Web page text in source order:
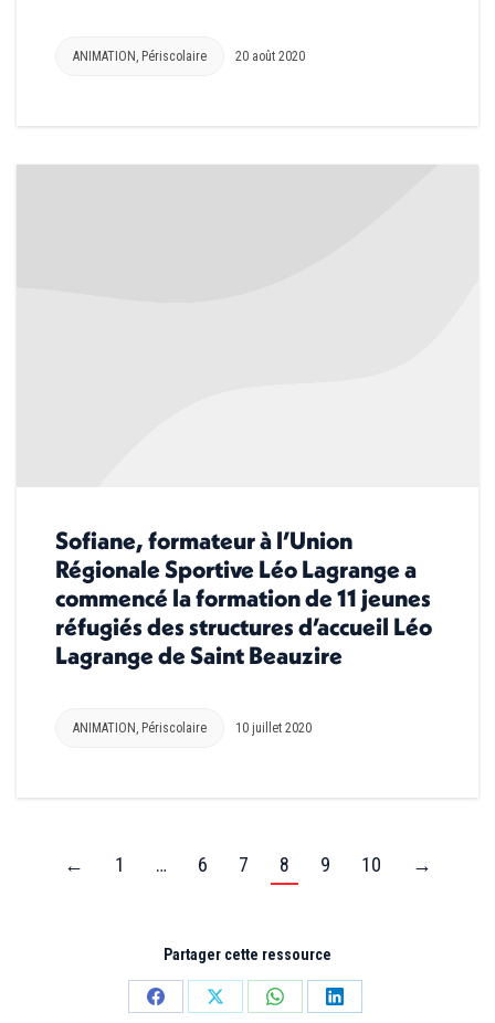
ANIMATION Périscolaire 20 août 2020
Sofiane, formateur à l’Union
Régionale Sportive Léo Lagrange a
commencé la formation de 11 jeunes
réfugiés des structures d’accueil Léo
Lagrange de Saint Beauzire
ANIMATION , Périscolaire 10 juillet 2020
← 1 … 6 7 8 9 10 →
Partager cette ressource
PartagerPartagerPartagerPartager